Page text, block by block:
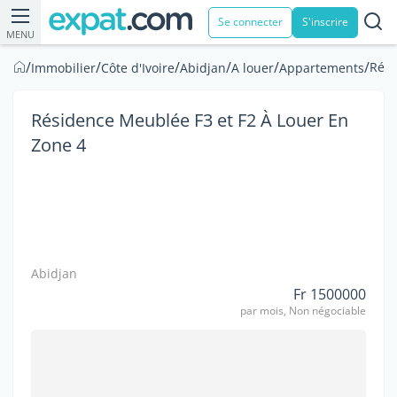
MENU
Se connecter S'inscrire
/Immobilier/Côte d'Ivoire/Abidjan/A louer/Appartements/
Résidence Meublée F3 et F2 À Louer En
Zone 4
Abidjan
Fr 1500000
par mois, Non négociable